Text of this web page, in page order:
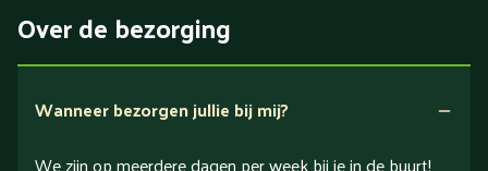
Verlaagd in koolhydraten
Verlaagd in zout
Over de bezorging
Wanneer bezorgen jullie bij mij?